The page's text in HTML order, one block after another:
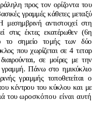
προς τον ορίζοντα του
γραμμές κάθετες μεταξύ
μεσημβρινή αντιστοιχεί στη
στις έκτες εκατέρωθεν (6η
το σημείο τομής των δύο
που χωρίζεται σε 4 τεταρ­
σε μοίρες με την
γραμμή. Πάνω στο ημικύκλιο
γραμμής τοποθετείται ο
κέντρου του κύκλου και με
τουωροσκόπου είναι αυτή